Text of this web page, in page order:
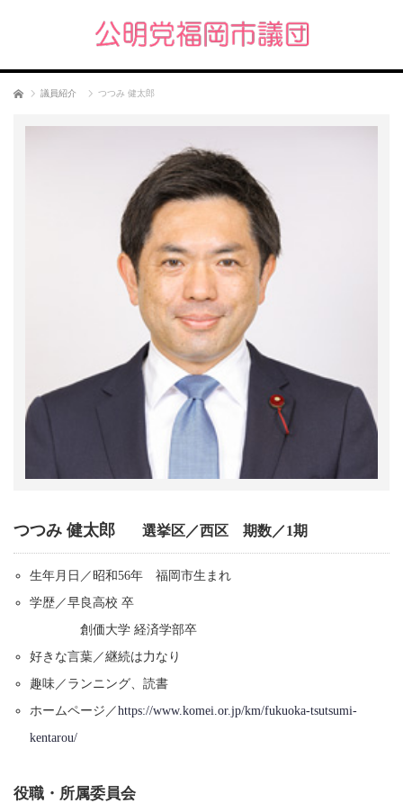
ホーム 議員紹介 つつみ 健太郎
つつみ 健太郎 選挙区／西区 期数／1期
生年月日／昭和56年 福岡市生まれ
学歴／早良高校 卒
創価大学 経済学部卒
好きな言葉／継続は力なり
趣味／ランニング、読書
ホームページ／https://www.komei.or.jp/km/fukuoka-tsutsumi-
kentarou/
役職・所属委員会